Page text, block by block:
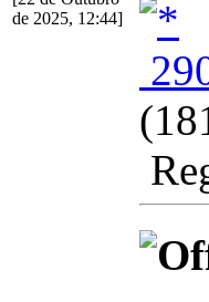
de 2025, 12:44]